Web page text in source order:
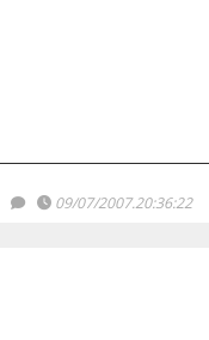
09/07/2007.20:36:22